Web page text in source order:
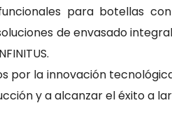
para botellas
de envasado
​​por la innovación
y a alcanzar el éxito a